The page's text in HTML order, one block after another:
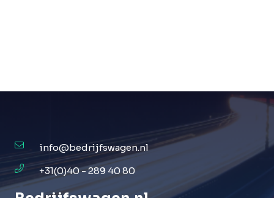
info@bedrijfswagen.nl
+31(0)40 - 289 40 80